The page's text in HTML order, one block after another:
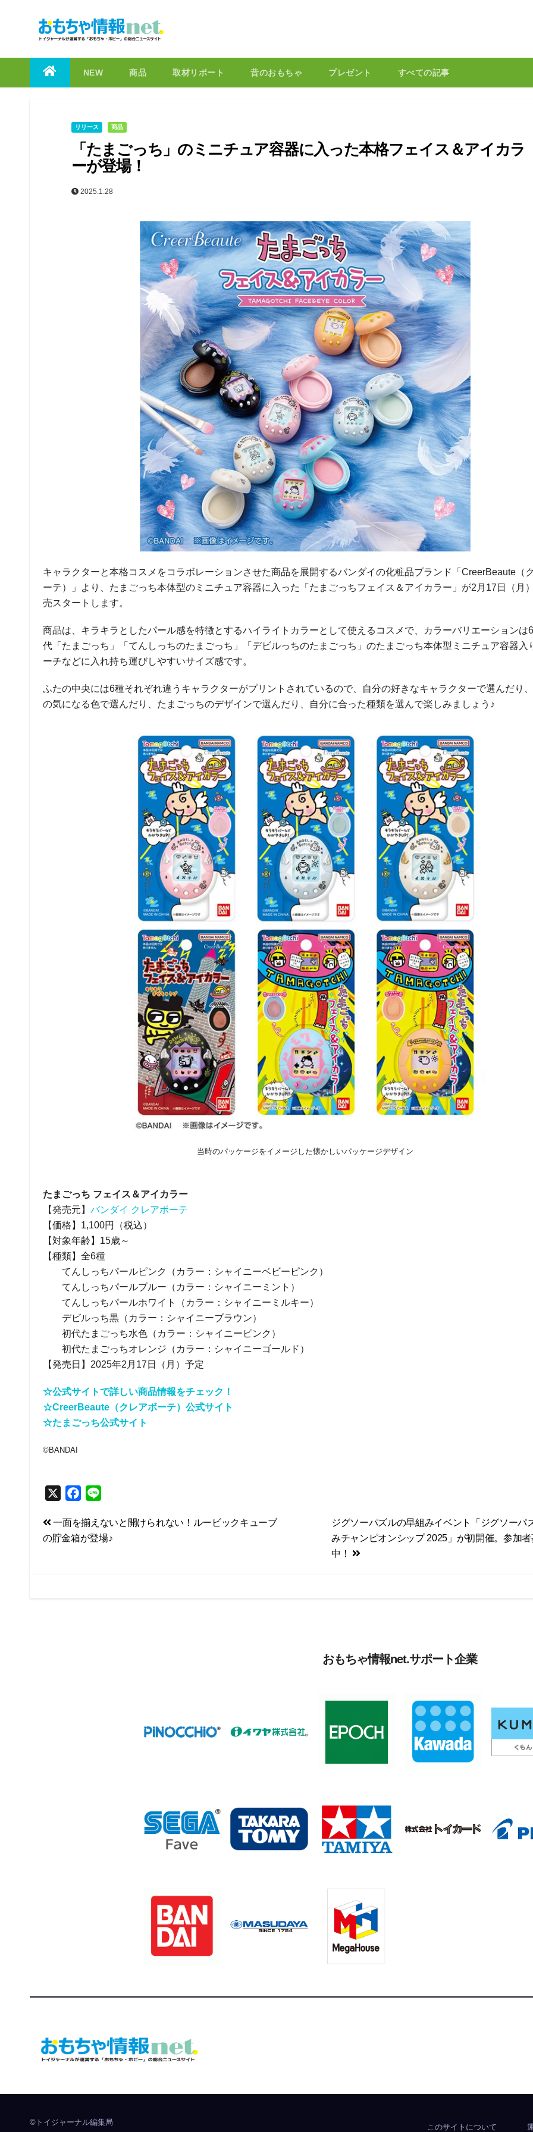
NEW 商品 取材リポート 昔のおもちゃ プレゼント すべての記事
リリース 商品
「たまごっち」のミニチュア容器に入った本格フェイス＆アイカラ
ーが登場！
2025.1.28
キャラクターと本格コスメをコラボレーションさせた商品を展開するバンダイの化粧品ブランド「CreerBeaute（
ーテ）」より、たまごっち本体型のミニチュア容器に入った「たまごっちフェイス＆アイカラー」が2月17日（月
売スタートします。
商品は、キラキラとしたパール感を特徴とするハイライトカラーとして使えるコスメで、カラーバリエーションは
代「たまごっち」「てんしっちのたまごっち」「デビルっちのたまごっち」のたまごっち本体型ミニチュア容器入
ーチなどに入れ持ち運びしやすいサイズ感です。
ふたの中央には6種それぞれ違うキャラクターがプリントされているので、自分の好きなキャラクターで選んだり
の気になる色で選んだり、たまごっちのデザインで選んだり、自分に合った種類を選んで楽しみましょう♪
当時のパッケージをイメージした懐かしいパッケージデザイン
たまごっち フェイス＆アイカラー
【発売元】 バンダイ クレアボーテ
【価格】1,100円（税込）
【対象年齢】15歳～
【種類】全6種
てんしっちパールピンク（カラー：シャイニーベビーピンク）
てんしっちパールブルー（カラー：シャイニーミント）
てんしっちパールホワイト（カラー：シャイニーミルキー）
デビルっち黒（カラー：シャイニーブラウン）
初代たまごっち水色（カラー：シャイニーピンク）
初代たまごっちオレンジ（カラー：シャイニーゴールド）
【発売日】2025年2月17日（月）予定
☆公式サイトで詳しい商品情報をチェック！
☆CreerBeaute（クレアボーテ）公式サイト
☆たまごっち公式サイト
©BANDAI
c
e
n
e
投
稿
ジグソーパズルの早組みイベント「ジグソーパ
みチャンピオンシップ 2025」が初開催。参加
中！
一面を揃えないと開けられない！ルービックキューブ
の貯金箱が登場♪
おもちゃ情報net.サポート企業
おもちゃ情報net.
©トイジャーナル編集局
このサイトについて